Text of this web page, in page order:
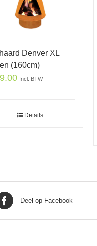
Denver XL
(160cm)
Incl. BTW
Details
Deel op Facebook